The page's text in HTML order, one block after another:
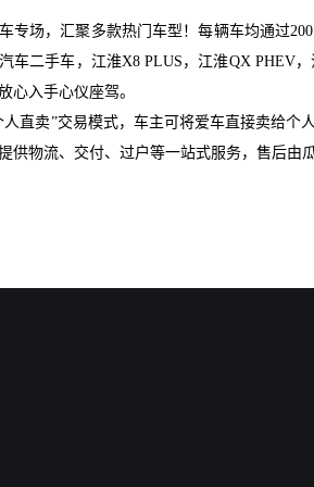
专场，汇聚多款热门车型！每辆车均通过
车二手车，江淮X8 PLUS，江淮QX PHEV
心入手心仪座驾。
人直卖”交易模式，车主可将爱车直接卖给
供物流、交付、过户等一站式服务，售后由